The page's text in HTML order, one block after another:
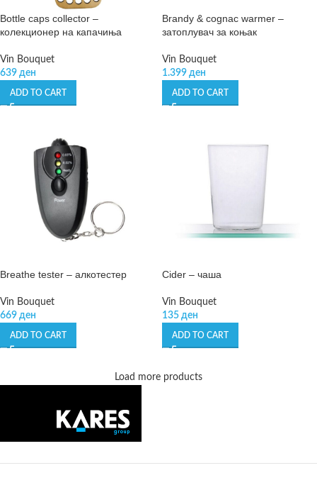
Bottle caps collector –
колекционер на капачиња
Vin Bouquet
639 ден
ADD TO CART
Brandy & cognac warmer –
затоплувач за коњак
Vin Bouquet
1.399 ден
ADD TO CART
Breathe tester – алкотестер
Vin Bouquet
669 ден
ADD TO CART
Cider – чаша
Vin Bouquet
135 ден
ADD TO CART
Load more products